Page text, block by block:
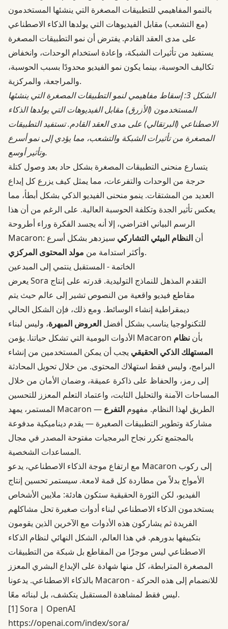
بالنمو المفاهيمي للتطبيقات المصغرة التي ينشئها المستخدمون
(مع التشعب) مقابل الفيديوهات التي يولدها الذكاء الاصطناعي
على مدى العقد القادم. يفترض أن نمو التطبيقات المصغرة
يستفيد من تأثيرات الشبكة، وإعادة استخدام الوحدات، وانخفاض
تكاليف الحوسبة، بينما يكون نمو الفيديو محدودًا بسبب الحوسبة،
والمراجعة، والمركزية.
الشكل 3: إسقاط مفاهيمي لنمو التطبيقات المصغرة التي ينشئها
المستخدمون (الأزرق) مقابل الفيديوهات التي يولدها الذكاء
الاصطناعي (البرتقالي) على مدى العقد القادم. تستفيد التطبيقات
المصغرة من تأثيرات الشبكة والتشعب، مما يؤدي إلى نمو أسرع
وتأثير أوسع.
يتسارع منحنى التطبيقات المصغرة بشكل حاد بعد وصول كتلة
حرجة من الوحدات والتفرعات، مما يمثل كيف يزرع كل إبداع
العديد من المشتقات. ينمو منحنى الفيديو الذكي بشكل أبطأ، مما
يعكس تأثير الجدة وتكلفة الحوسبة العالية. على الرغم من أن هذا
الرسم البياني افتراضي، إلا أنه يجسد الفكرة وراء أطروحة
Macaron: أن النظام البيئي التشاركي سيزدهر بشكل أسرع
وأكثر استدامة من مولد المحتوى المركزي
.
الخاتمة - المستقبل ينتمي إلى المبدعين
يعرض Sora التقدم المذهل للنماذج التوليدية. قدرته على إنتاج
مقاطع فيديو واقعية من النصوص تشير إلى عالم حيث يتم
ديمقراطية إنشاء الوسائط. ومع ذلك، فإن الشكل الحالي
للتكنولوجيا يناسب بشكل أفضل العروض المبهرة، وليس لبناء
الأدوات اليومية التي تشكل حياتنا. يؤمن Macaron بأن نظام
المستهلك الذكي الحقيقي يجب أن يمكن المستخدمين من إنشاء
البرامج، وليس فقط استهلاك المحتوى. من خلال تحويل المحادثة
إلى رمز، والحفاظ على ذاكرة عميقة، وضمان الأمان من خلال
المساحات الآمنة والتحليل الثابت، واعتماد التعلم المعزز للتحسين
المستمر، يمهد Macaron الطريق لهذا النظام. مفهوم التفرع —
مشاركة وتطوير التطبيقات الصغيرة — يقدم ديناميكية مدفوعة
بالمجتمع تكرر نجاح البرمجيات مفتوحة المصدر في مجال
المساعدات الشخصية.
مع ارتفاع موجة الذكاء الاصطناعي، يدعو Macaron إلى ركوب
الأمواج بدلاً من مطاردة كل قمة لامعة. سيستمر تحسين إنتاج
الفيديو، لكن الثورة الحقيقية ستكون هادئة: ملايين الأشخاص
يستخدمون الذكاء الاصطناعي لبناء أدوات صغيرة تحل مشاكلهم
الفريدة ثم يشاركون هذه الأدوات مع الآخرين الذين يقومون
بتكييفها بدورهم. في هذا العالم، الشكل النهائي لنظام الذكاء
الاصطناعي ليس موجزًا من المقاطع بل شبكة من التطبيقات
المصغرة المترابطة، كل منها شهادة على الإبداع البشري المعزز
بالذكاء الاصطناعي. يدعونا Macaron للانضمام إلى هذه الحركة -
ليس فقط لمشاهدة المستقبل يتكشف، بل لبنائه معًا.
[1] Sora | OpenAI
https://openai.com/index/sora/